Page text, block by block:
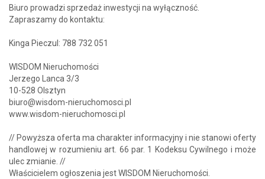
Biuro prowadzi sprzedaż inwestycji na wyłączność.
Zapraszamy do kontaktu:
Kinga Pieczul: 788 732 051
WISDOM Nieruchomości
Jerzego Lanca 3/3
10-528 Olsztyn
biuro@wisdom-nieruchomosci.pl
www.wisdom-nieruchomosci.pl
// Powyższa oferta ma charakter informacyjny i nie stanowi oferty
handlowej w rozumieniu art. 66 par. 1 Kodeksu Cywilnego i może
ulec zmianie. //
Właścicielem ogłoszenia jest WISDOM Nieruchomości.